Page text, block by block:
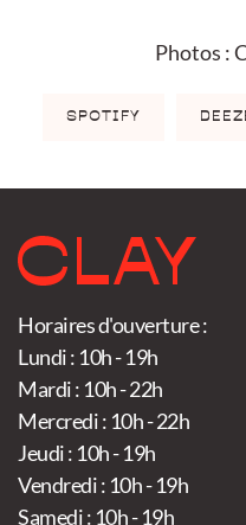
Photos :
SPOTIFY
Horaires d'ouverture :
Lundi : 10h - 19h
Mardi : 10h - 22h
Mercredi : 10h - 22h
Jeudi : 10h - 19h
Vendredi : 10h - 19h
Samedi : 10h - 19h